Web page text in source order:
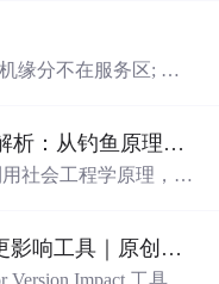
缘分不在服务区; 下
饱；无聊的跳跳舞
倒；胆小的发个信息
税务周期社会工程攻击深度解析：从钓鱼原理到多维防御实战
社会工程学原理，通
信息，诱导受害者主
击的技术价值在于其
Next.js渲染边界审计版本变更影响工具｜原创源码+测试+离线报告